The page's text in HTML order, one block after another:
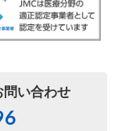
問い合わせ